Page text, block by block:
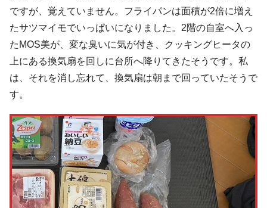
ですが、覚えていません。フライパンは面積が2倍に増え
たサツマイモでいっぱいになりました。2階の自室へ入っ
たMOS美が、変な臭いに気が付き、クッキングヒータの
上にある換気扇を回しに台所へ降りてきたそうです。私
は、それを消し忘れて、換気扇は朝まで回っていたそうで
す。